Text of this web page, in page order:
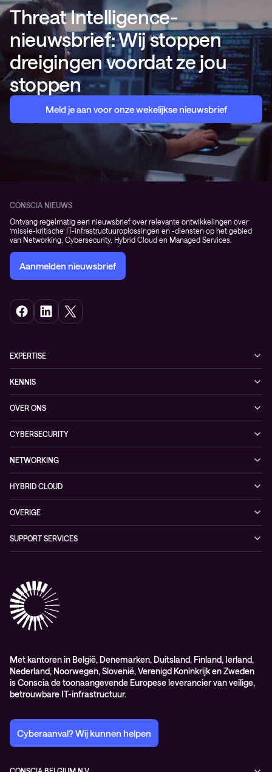
Threat Intelligence-
nieuwsbrief: Wij stoppen
dreigingen voordat ze jou
stoppen
Meld je aan voor onze wekelijkse nieuwsbrief
CONSCIA NIEUWS
Ontvang regelmatig een nieuwsbrief over relevante ontwikkelingen over
‘missie-kritische’ IT-infrastructuuroplossingen en -diensten op het gebied
van Networking, Cybersecurity, Hybrid Cloud en Managed Services.
Aanmelden nieuwsbrief
EXPERTISE
Networking
Hybrid Cloud
Observability
KENNIS
Events
Nieuws
Referenties
Whitepaper
OVER ONS
Partners
Duurzaamheid
Persruimte
CYBERSECURITY
Cybersecurity solutions
NETWORKING
Networking solutions
Consultancy
HYBRID CLOUD
OVERIGE
SUPPORT SERVICES
Met kantoren in België, Denemarken, Duitsland, Finland, Ierland,
Nederland, Noorwegen, Slovenië, Verenigd Koninkrijk en Zweden
is Conscia de toonaangevende Europese leverancier van veilige,
betrouwbare IT-infrastructuur.
Cyberaanval? Wij kunnen helpen